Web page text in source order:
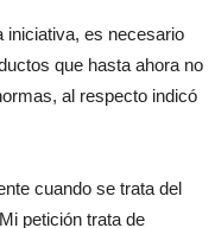
iniciativa, es necesario
que hasta ahora no
al respecto indicó
cuando se trata del
petición trata de